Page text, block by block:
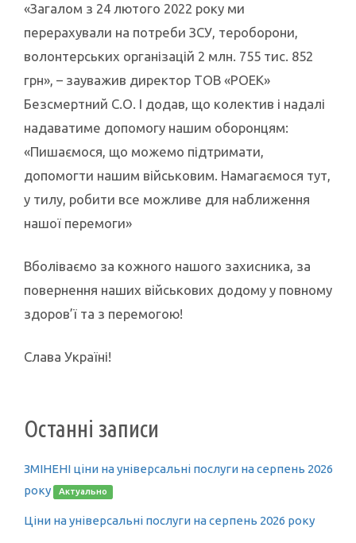
«Загалом з 24 лютого 2022 року ми
перерахували на потреби ЗСУ, тероборони,
волонтерських організацій 2 млн. 755 тис. 852
грн», – зауважив директор ТОВ «РОЕК»
Безсмертний С.О. І додав, що колектив і надалі
надаватиме допомогу нашим оборонцям:
«Пишаємося, що можемо підтримати,
допомогти нашим військовим. Намагаємося тут,
у тилу, робити все можливе для наближення
нашої перемоги»
Вболіваємо за кожного нашого захисника, за
повернення наших військових додому у повному
здоров’ї та з перемогою!
Слава Україні!
Останні записи
ЗМІНЕНІ ціни на універсальні послуги на серпень 2026
року
Актуально
Ціни на універсальні послуги на серпень 2026 року